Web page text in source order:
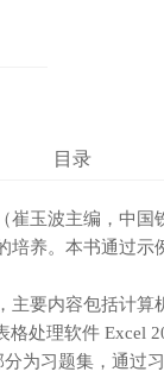
目录
崔玉波主编，中国
培养。本书通过
要内容包括计算
处理软件 Excel
为习题集，通过